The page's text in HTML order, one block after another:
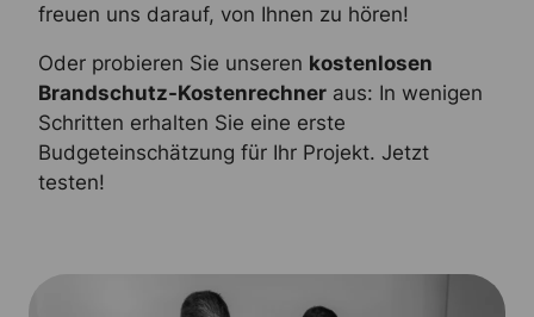
freuen uns darauf, von Ihnen zu hören!
Oder probieren Sie unseren kostenlosen
Brandschutz-Kostenrechner aus: In wenigen
Schritten erhalten Sie eine erste
Budgeteinschätzung für Ihr Projekt. Jetzt
testen!